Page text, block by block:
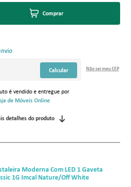
Comprar
Calcular Não seimeu CEP
é vendido e entregue por
de Móveis Online
detalhes do produto
Moderna Com LED 1 Gaveta
1G Imcal Nature/Off White